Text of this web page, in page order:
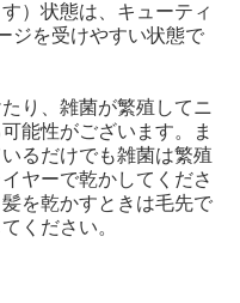
）状態は、キューティ
ジを受けやすい状態で
り、雑菌が繁殖してニ
能性がございます。ま
るだけでも雑菌は繁殖
ヤーで乾かしてくださ
を乾かすときは毛先で
ください。